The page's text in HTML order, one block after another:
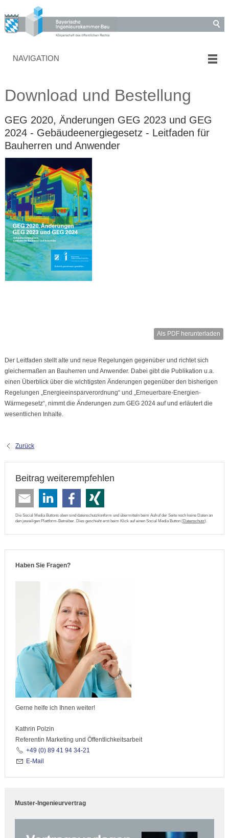
NAVIGATION
Download und Bestellung
GEG 2020, Änderungen GEG 2023 und GEG
2024 - Gebäudeenergiegesetz - Leitfaden für
Bauherren und Anwender
Als PDF herunterladen
Der Leitfaden stellt alte und neue Regelungen gegenüber und richtet sich
gleichermaßen an Bauherren und Anwender. Dabei gibt die Publikation u.a.
einen Überblick über die wichtigsten Änderungen gegenüber den bisherigen
Regelungen „Energieeinsparverordnung“ und „Erneuerbare-Energien-
Wärmegesetz“, nimmt die Änderungen zum GEG 2024 auf und erläutert die
wesentlichen Inhalte.
Zurück
Beitrag weiterempfehlen
Die Social Media Buttons oben sind datenschutzkonform und übermitteln beim Aufruf der Seite noch keine Daten an
den jeweiligen Plattform-Betreiber. Dies geschieht erst beim Klick auf einen Social Media Button (Datenschutz).
Haben Sie Fragen?
Gerne helfe ich Ihnen weiter!
Kathrin Polzin
Referentin Marketing und Öffentlichkeitsarbeit
+49 (0) 89 41 94 34-21
E-Mail
Muster-Ingenieurvertrag